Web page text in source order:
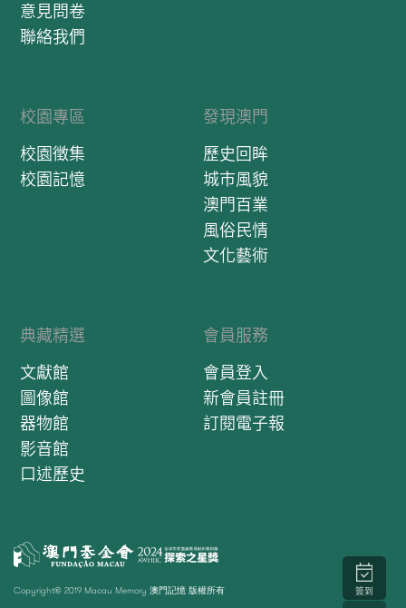
意見問卷
聯絡我們
校園專區
校園徵集
校園記憶
發現澳門
歷史回眸
城市風貌
澳門百業
風俗民情
文化藝術
典藏精選
文獻館
圖像館
器物館
影音館
口述歷史
會員服務
會員登入
新會員註冊
訂閱電子報
Copyright© 2019 Macau Memory 澳門記憶 版權所有 簽到